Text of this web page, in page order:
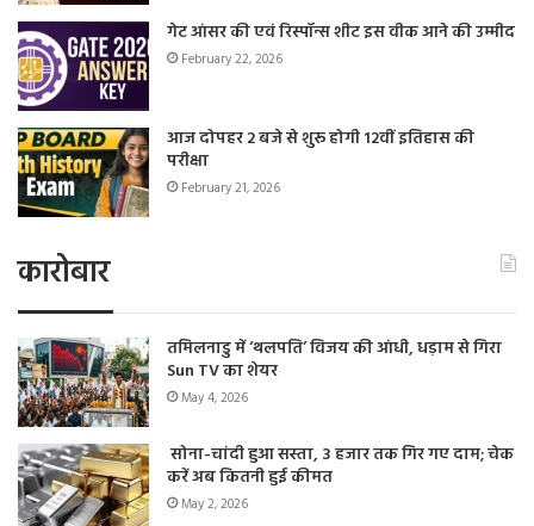
गेट आंसर की एवं रिस्पॉन्स शीट इस वीक आने की उम्मीद
February 22, 2026
आज दोपहर 2 बजे से शुरू होगी 12वीं इतिहास की
परीक्षा
February 21, 2026
कारोबार
तमिलनाडु में ‘थलपति’ विजय की आंधी, धड़ाम से गिरा
Sun TV का शेयर
May 4, 2026
सोना-चांदी हुआ सस्ता, 3 हजार तक गिर गए दाम; चेक
करें अब कितनी हुई कीमत
May 2, 2026